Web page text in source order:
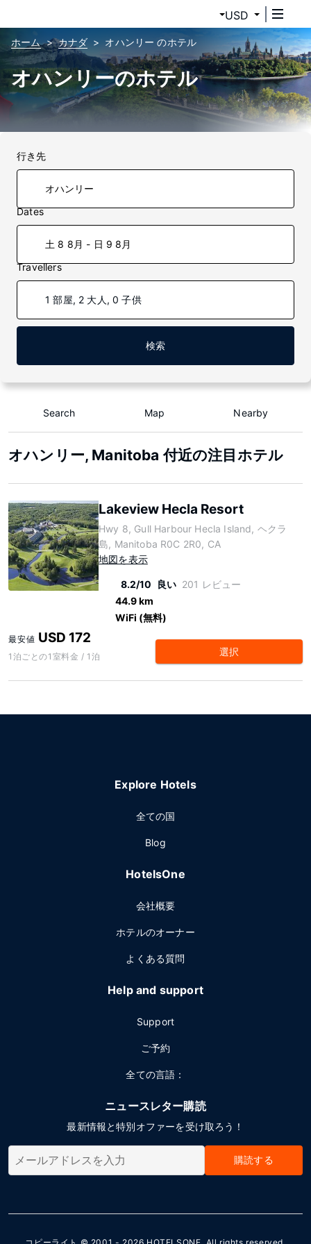
USD
ホーム カナダ オハンリー のホテル
オハンリーのホテル
行き先
Dates
土 8 8月 - 日 9 8月
Travellers
1 部屋, 2 大人, 0 子供
検索
Search Map Nearby
オハンリー, Manitoba 付近の注目ホテル
Lakeview Hecla Resort
Hwy 8, Gull Harbour Hecla Island, ヘクラ
島, Manitoba R0C 2R0, CA
地図を表示
8.2/10 良い 201 レビュー
44.9 km
WiFi (無料)
最安値 USD 172
1泊ごとの1室料金 / 1泊 選択
Explore Hotels
全ての国
Blog
HotelsOne
会社概要
ホテルのオーナー
よくある質問
Help and support
Support
ご予約
全ての言語：
ニュースレター購読
最新情報と特別オファーを受け取ろう！
購読する